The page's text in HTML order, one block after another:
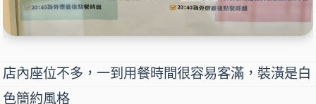
店內座位不多，一到用餐時間很容易客滿，裝潢是白
色簡約風格